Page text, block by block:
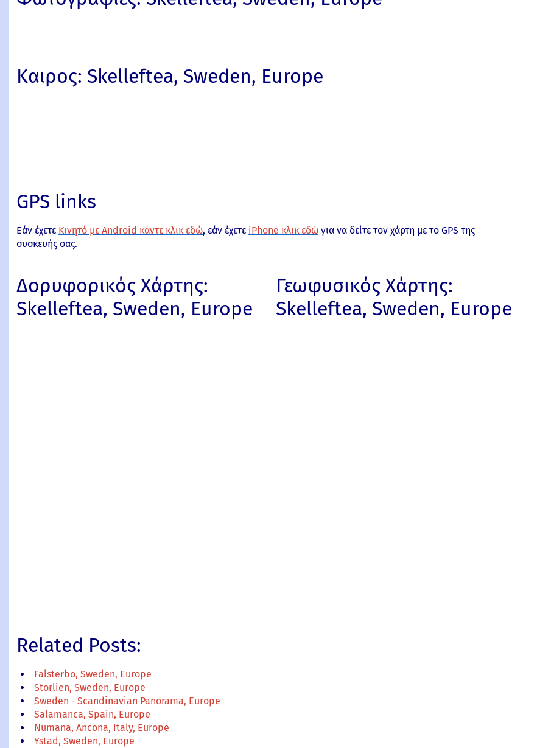
Καιρος: Skelleftea, Sweden, Europe
GPS links
Εάν έχετε Κινητό με Android κάντε κλικ εδώ, εάν έχετε iPhone κλικ εδώ για να δείτε τον χάρτη με το GPS της
συσκευής σας.
Δορυφορικός Χάρτης:
Skelleftea, Sweden, Europe
Γεωφυσικός Χάρτης:
Skelleftea, Sweden, Europe
Related Posts:
Falsterbo, Sweden, Europe
Storlien, Sweden, Europe
Sweden - Scandinavian Panorama, Europe
Salamanca, Spain, Europe
Numana, Ancona, Italy, Europe
Ystad, Sweden, Europe